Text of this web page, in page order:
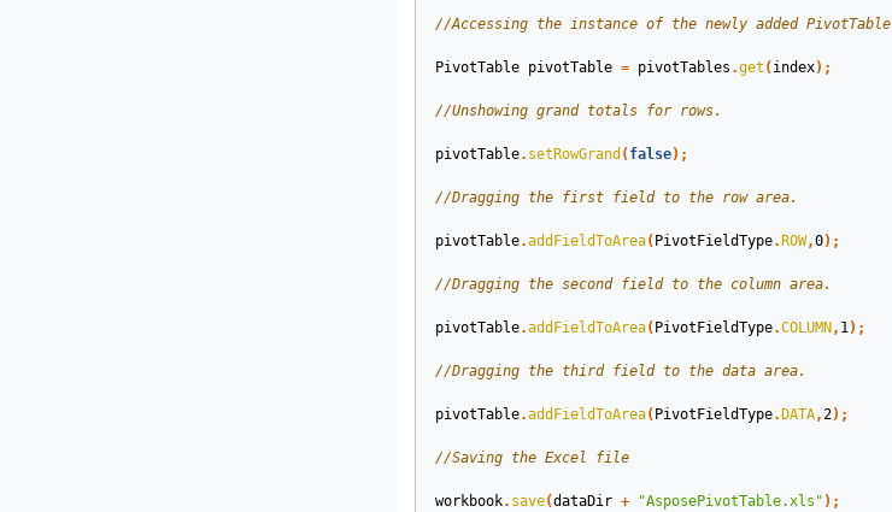
//Accessing the instance of the newly added PivotTable
PivotTable pivotTable = pivotTables .get ( index);
//Unshowing grand totals for rows.
pivotTable. setRowGrand ( false);
//Dragging the first field to the row area.
pivotTable.addFieldToArea( PivotFieldType. ROW,0);
//Dragging the second field to the column area.
pivotTable.addFieldToArea( PivotFieldType.COLUMN , 1);
//Dragging the third field to the data area.
pivotTable.addFieldToArea( PivotFieldType. DATA,2);
//Saving the Excel file
workbook. save(dataDir + "AsposePivotTable.xls" );